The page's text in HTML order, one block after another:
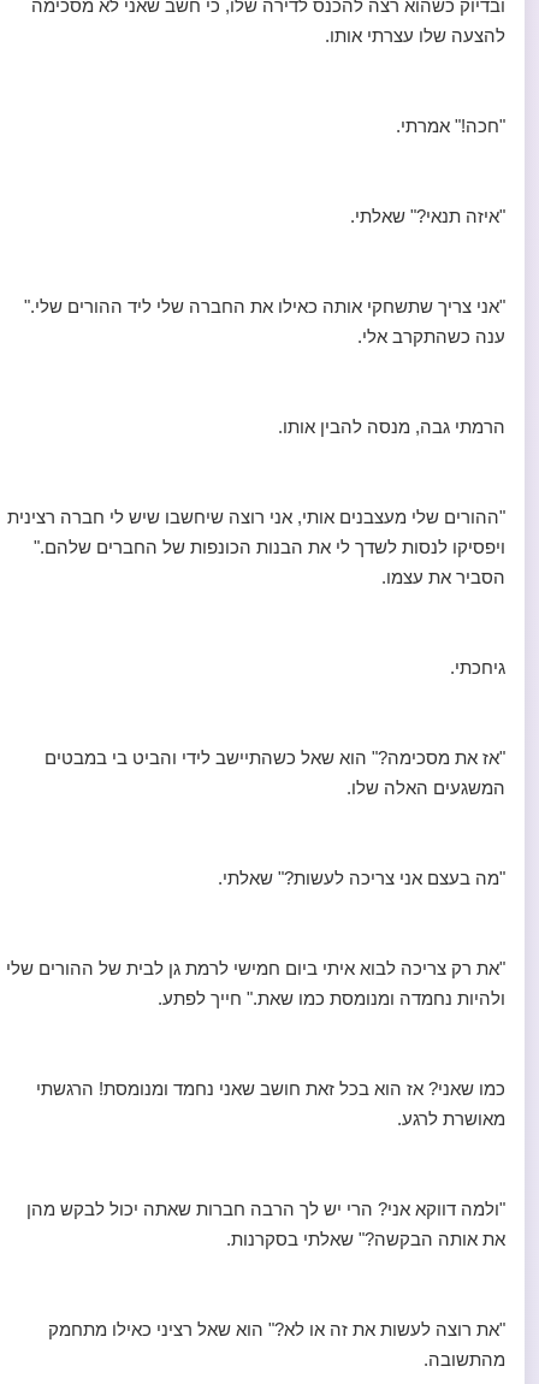
ובדיוק כשהוא רצה להכנס לדירה שלו, כי חשב שאני לא מסכימה
להצעה שלו עצרתי אותו.
"חכה!" אמרתי.
"איזה תנאי?" שאלתי.
"אני צריך שתשחקי אותה כאילו את החברה שלי ליד ההורים שלי."
ענה כשהתקרב אלי.
הרמתי גבה, מנסה להבין אותו.
"ההורים שלי מעצבנים אותי, אני רוצה שיחשבו שיש לי חברה רצינית
ויפסיקו לנסות לשדך לי את הבנות הכונפות של החברים שלהם."
הסביר את עצמו.
גיחכתי.
"אז את מסכימה?" הוא שאל כשהתיישב לידי והביט בי במבטים
המשגעים האלה שלו.
"מה בעצם אני צריכה לעשות?" שאלתי.
"את רק צריכה לבוא איתי ביום חמישי לרמת גן לבית של ההורים שלי
ולהיות נחמדה ומנומסת כמו שאת." חייך לפתע.
כמו שאני? אז הוא בכל זאת חושב שאני נחמד ומנומסת! הרגשתי
מאושרת לרגע.
"ולמה דווקא אני? הרי יש לך הרבה חברות שאתה יכול לבקש מהן
את אותה הבקשה?" שאלתי בסקרנות.
"את רוצה לעשות את זה או לא?" הוא שאל רציני כאילו מתחמק
מהתשובה.